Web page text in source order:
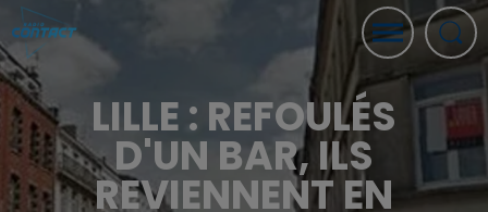
LILLE : REFOULÉS
D'UN BAR, ILS
REVIENNENT EN